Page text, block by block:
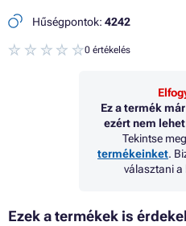
Hűségpontok: 4242
0 értékelés
Ez a termék
ezért nem
Tekintse meg
termékeinket.
választani a
Ezek a termékek is